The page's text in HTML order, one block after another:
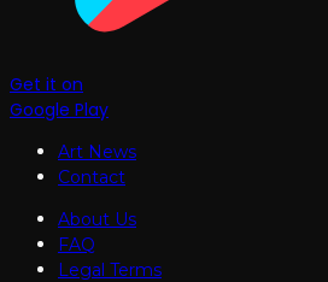
Get it on
Google Play
Art News
Contact
About Us
FAQ
Legal Terms